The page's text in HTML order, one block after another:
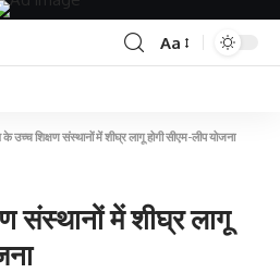
Aa
उच्च शिक्षण संस्थानों में शीघ्र लागू होगी सीएम-लीप योजना
संस्थानों में शीघ्र लागू